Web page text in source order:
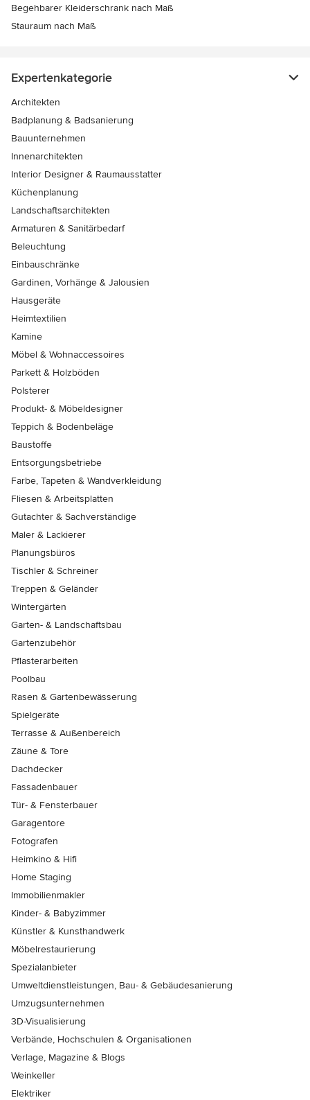
Begehbarer Kleiderschrank nach Maß
Stauraum nach Maß
Expertenkategorie
Architekten
Badplanung & Badsanierung
Bauunternehmen
Innenarchitekten
Interior Designer & Raumausstatter
Küchenplanung
Landschaftsarchitekten
Armaturen & Sanitärbedarf
Beleuchtung
Einbauschränke
Gardinen, Vorhänge & Jalousien
Hausgeräte
Heimtextilien
Kamine
Möbel & Wohnaccessoires
Parkett & Holzböden
Polsterer
Produkt- & Möbeldesigner
Teppich & Bodenbeläge
Baustoffe
Entsorgungsbetriebe
Farbe, Tapeten & Wandverkleidung
Fliesen & Arbeitsplatten
Gutachter & Sachverständige
Maler & Lackierer
Planungsbüros
Tischler & Schreiner
Treppen & Geländer
Wintergärten
Garten- & Landschaftsbau
Gartenzubehör
Pflasterarbeiten
Poolbau
Rasen & Gartenbewässerung
Spielgeräte
Terrasse & Außenbereich
Zäune & Tore
Dachdecker
Fassadenbauer
Tür- & Fensterbauer
Garagentore
Fotografen
Heimkino & Hifi
Home Staging
Immobilienmakler
Kinder- & Babyzimmer
Künstler & Kunsthandwerk
Möbelrestaurierung
Spezialanbieter
Umweltdienstleistungen, Bau- & Gebäudesanierung
Umzugsunternehmen
3D-Visualisierung
Verbände, Hochschulen & Organisationen
Verlage, Magazine & Blogs
Weinkeller
Elektriker